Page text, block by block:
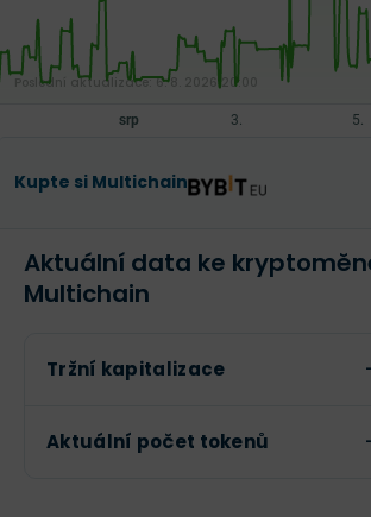
Kupte si Multichain
Poslední aktualizace:6. 8. 2026 20:00
Aktuální data ke
Multichain
Tržní kapitalizace
Aktuální počet tokenů